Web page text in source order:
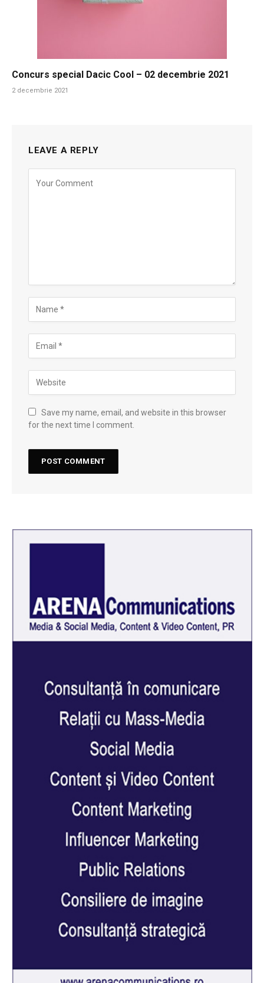
Concurs special Dacic Cool – 02 decembrie 2021
2 decembrie 2021
LEAVE A REPLY
Save my name, email, and website in this browser
for the next time I comment.